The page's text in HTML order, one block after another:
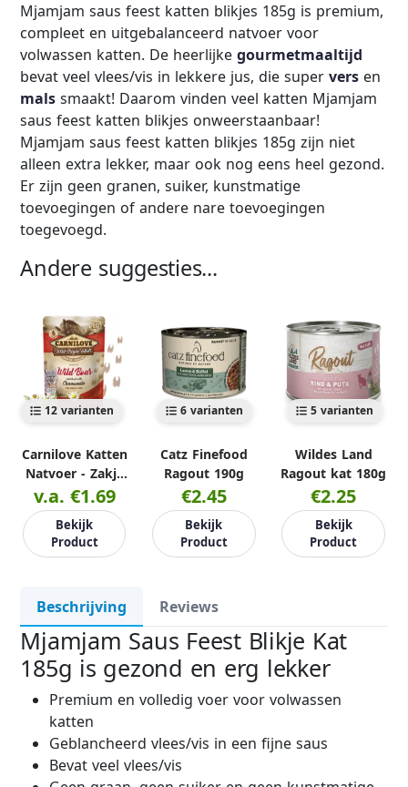
Mjamjam saus feest katten blikjes 185g is premium,
compleet en uitgebalanceerd natvoer voor
volwassen katten. De heerlijkegourmetmaaltijd
bevat veel vlees/vis in lekkere jus, die supervers en
mals smaakt! Daarom vinden veel katten Mjamjam
saus feest katten blikjes onweerstaanbaar!
Mjamjam saus feest katten blikjes 185g zijn niet
alleen extra lekker, maar ook nog eens heel gezond.
Er zijn geen granen, suiker, kunstmatige
toevoegingen of andere nare toevoegingen
toegevoegd.
Andere suggesties...
12 varianten
Carnilove Katten
Natvoer - Zakje
85g
v.a. €1.69
Bekijk
Product
6 varianten
Catz Finefood
Ragout 190g
€2.45
Bekijk
Product
5 varianten
Wildes Land
Ragout kat 180g
€2.25
Bekijk
Product
Beschrijving Reviews
Mjamjam Saus Feest Blikje Kat
185g is gezond en erg lekker
Premium en volledig voer voor volwassen
katten
Geblancheerd vlees/vis in een fijne saus
Bevat veel vlees/vis